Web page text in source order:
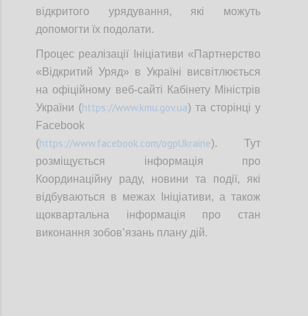
відкритого урядування, які можуть
допомогти їх подолати.
Процес реалізації Ініціативи «Партнерство
«Відкритий Уряд» в Україні висвітлюється
на офіційному веб-сайті Кабінету Міністрів
України (https://www.kmu.gov.ua) та сторінці у
Facebook
(https://www.facebook.com/ogpUkraine). Тут
розміщується інформація про
Координаційну раду, новини та події, які
відбуваються в межах Ініціативи, а також
щоквартальна інформація про стан
виконання зобов’язань плану дій.